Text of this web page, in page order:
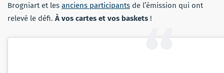
Brogniart et les anciens participants de l’émission qui ont
relevé le défi. À vos cartes et vos baskets !